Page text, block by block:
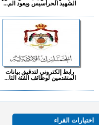
الشهيد الحراسيس ويعود الم...
رابط إلكتروني لتدقيق بيانات
المتقدمين لوظائف الفئة الثا...
اختيارات القراء